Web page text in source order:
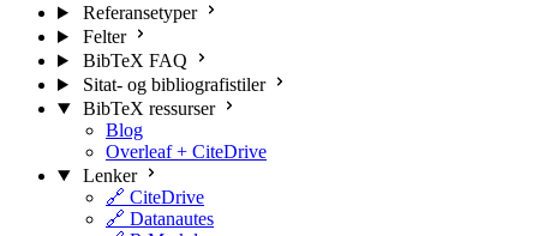
Referansetyper
Felter
BibTeX FAQ
Sitat- og bibliografistiler
BibTeX ressurser
Blog
Overleaf + CiteDrive
Lenker
🔗 CiteDrive
🔗 Datanautes